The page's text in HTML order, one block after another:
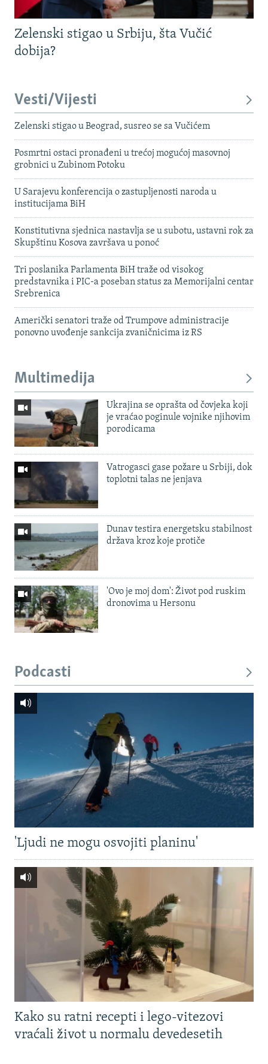
Zelenski stigao u Srbiju, šta Vučić
dobija?
Vesti/Vijesti
Zelenski stigao u Beograd, susreo se sa Vučićem
Posmrtni ostaci pronađeni u trećoj mogućoj masovnoj
grobnici u Zubinom Potoku
U Sarajevu konferencija o zastupljenosti naroda u
institucijama BiH
Konstitutivna sjednica nastavlja se u subotu, ustavni rok za
Skupštinu Kosova završava u ponoć
Tri poslanika Parlamenta BiH traže od visokog
predstavnika i PIC-a poseban status za Memorijalni centar
Srebrenica
Američki senatori traže od Trumpove administracije
ponovno uvođenje sankcija zvaničnicima iz RS
Multimedija
Ukrajina se oprašta od čovjeka koji
je vraćao poginule vojnike njihovim
porodicama
Vatrogasci gase požare u Srbiji, dok
toplotni talas ne jenjava
Dunav testira energetsku stabilnost
država kroz koje protiče
'Ovo je moj dom': Život pod ruskim
dronovima u Hersonu
Podcasti
'Ljudi ne mogu osvojiti planinu'
Kako su ratni recepti i lego-vitezovi
vraćali život u normalu devedesetih